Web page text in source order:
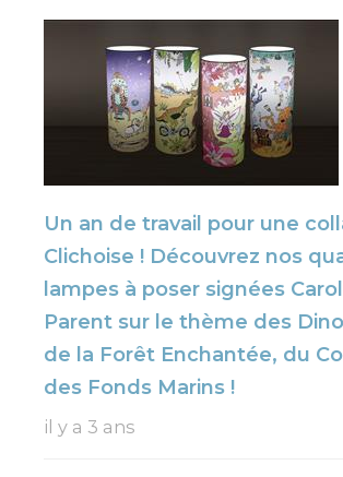
Un an de travail pour une
Clichoise ! Découvrez nos
lampes à poser signées
Parent sur le thème des
de la Forêt Enchantée, du
des Fonds Marins !
il y a 3 ans